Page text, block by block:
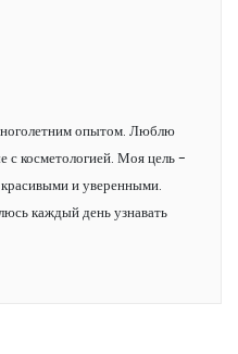
опытом. Люблю
с косметологией. Моя цель -
и уверенными.
каждый день узнавать